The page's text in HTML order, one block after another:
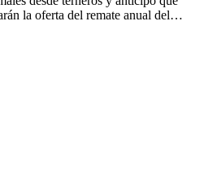
la oferta del remate anual del…